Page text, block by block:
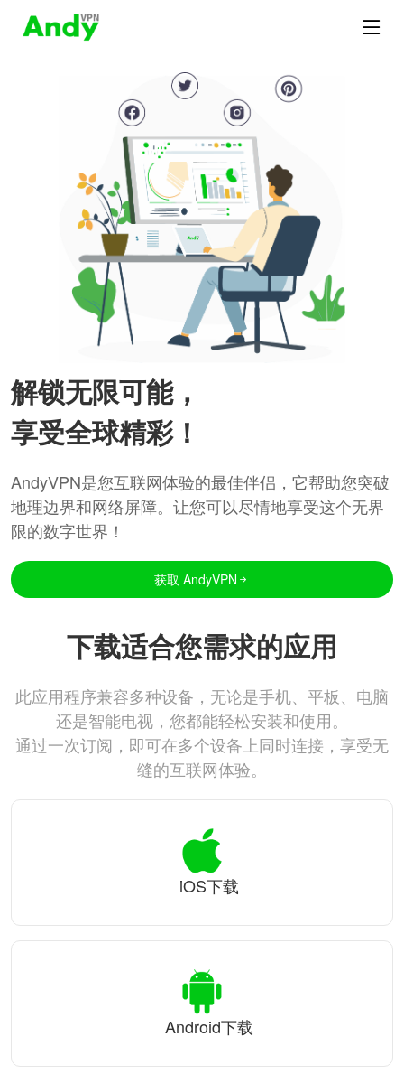
解锁无限可能，
享受全球精彩！
AndyVPN是您互联网体验的最佳伴侣，它帮助您突破
地理边界和网络屏障。让您可以尽情地享受这个无界
限的数字世界！
获取 AndyVPN
下载适合您需求的应用
此应用程序兼容多种设备，无论是手机、平板、电脑
还是智能电视，您都能轻松安装和使用。
通过一次订阅，即可在多个设备上同时连接，享受无
缝的互联网体验。
iOS下载
Android下载